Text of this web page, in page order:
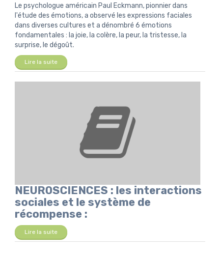
Le psychologue américain Paul Eckmann, pionnier dans
l'étude des émotions, a observé les expressions faciales
dans diverses cultures et a dénombré 6 émotions
fondamentales : la joie, la colère, la peur, la tristesse, la
surprise, le dégoût.
Lire la suite
NEUROSCIENCES : les interactions
sociales et le système de
récompense :
Lire la suite